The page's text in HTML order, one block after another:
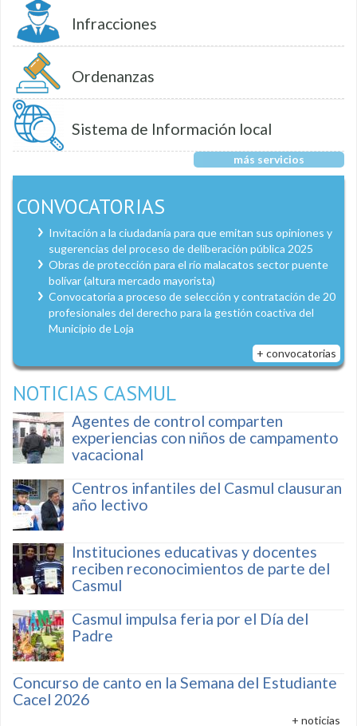
Infracciones
Ordenanzas
Sistema de Información local
más servicios
CONVOCATORIAS
Invitación a la ciudadanía para que emitan sus opiniones y
sugerencias del proceso de deliberación pública 2025
Obras de protección para el río malacatos sector puente
bolívar (altura mercado mayorista)
Convocatoria a proceso de selección y contratación de 20
profesionales del derecho para la gestión coactiva del
Municipio de Loja
+ convocatorias
NOTICIAS CASMUL
Agentes de control comparten
experiencias con niños de campamento
vacacional
Centros infantiles del Casmul clausuran
año lectivo
Instituciones educativas y docentes
reciben reconocimientos de parte del
Casmul
Casmul impulsa feria por el Día del
Padre
Concurso de canto en la Semana del Estudiante
Cacel 2026
+ noticias